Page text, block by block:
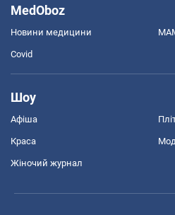
MedOboz
Новини медицини
Covid
Шоу
Афіша
Краса
Жіночий журнал